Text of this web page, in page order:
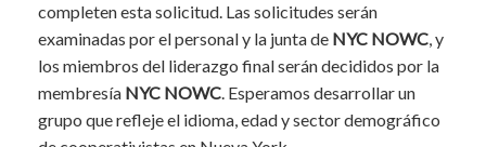
completen esta solicitud. Las solicitudes serán
examinadas por el personal y la junta de NYC NOWC, y
los miembros del liderazgo final serán decididos por la
membresía NYC NOWC. Esperamos desarrollar un
grupo que refleje el idioma, edad y sector demográfico